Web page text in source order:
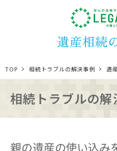
遺産相続
TOP 相続トラブルの解決事例 遺
相続トラブルの
親の遺産の使い込み